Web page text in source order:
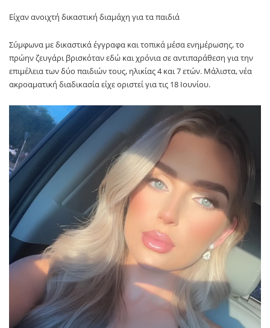
Είχαν ανοιχτή δικαστική διαμάχη για τα παιδιά
Σύμφωνα με δικαστικά έγγραφα και τοπικά μέσα ενημέρωσης, το
πρώην ζευγάρι βρισκόταν εδώ και χρόνια σε αντιπαράθεση για την
επιμέλεια των δύο παιδιών τους, ηλικίας 4 και 7 ετών. Μάλιστα, νέα
ακροαματική διαδικασία είχε οριστεί για τις 18 Ιουνίου.